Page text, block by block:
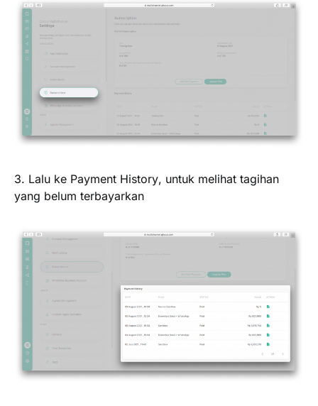
3. Lalu ke Payment History, untuk melihat tagihan
yang belum terbayarkan